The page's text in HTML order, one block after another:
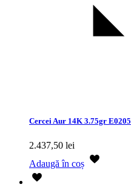
Cercei Aur 14K 3.75gr E0205
2.437,50 lei
Adaugă în coș